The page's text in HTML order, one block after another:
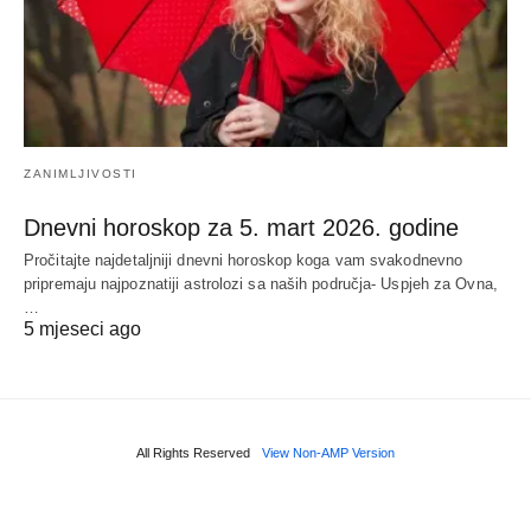
ZANIMLJIVOSTI
Dnevni horoskop za 5. mart 2026. godine
Pročitajte najdetaljniji dnevni horoskop koga vam svakodnevno
pripremaju najpoznatiji astrolozi sa naših područja- Uspjeh za Ovna,
5 mjeseci ago
All Rights Reserved View Non-AMP Version